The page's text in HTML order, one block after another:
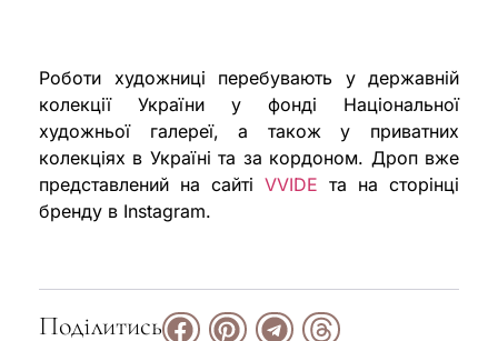
Роботи художниці перебувають у державній
колекції України у фонді Національної
художньої галереї, а також у приватних
колекціях в Україні та за кордоном. Дроп вже
представлений на сайті VVIDE та на сторінці
бренду в Instagram.
Поділитись